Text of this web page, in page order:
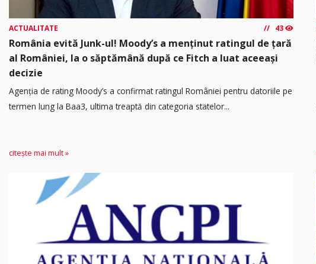
ACTUALITATE 43
România evită Junk-ul! Moody’s a menținut ratingul de țară
al României, la o săptămână după ce Fitch a luat aceeași
decizie
Agenția de rating Moody’s a confirmat ratingul României pentru datoriile pe
termen lung la Baa3, ultima treaptă din categoria statelor...
citește mai mult »